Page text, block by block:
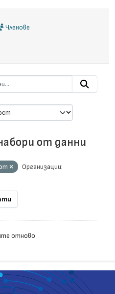
Членове
от данни
Организации:
отново